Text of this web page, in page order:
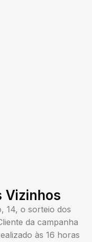
Vizinhos
14, o sorteio dos
da campanha
às 16 horas